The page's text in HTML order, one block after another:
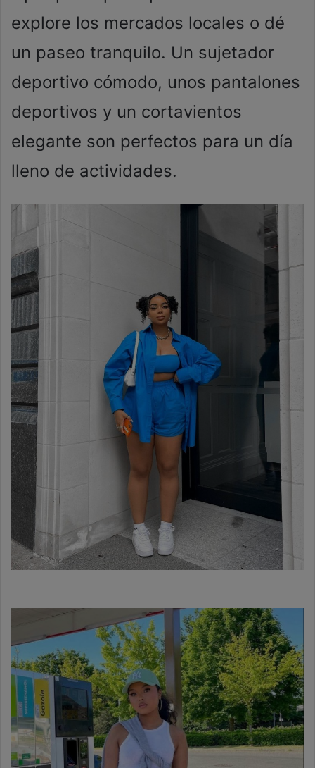
explore los mercados locales o dé
un paseo tranquilo. Un sujetador
deportivo cómodo, unos pantalones
deportivos y un cortavientos
elegante son perfectos para un día
lleno de actividades.